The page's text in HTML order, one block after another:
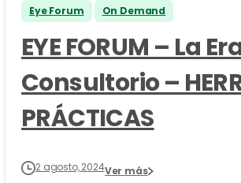
Eye Forum On Demand
EYE FORUM – La
Consultorio –
PRÁCTICAS
2 agosto, 2024Ver más